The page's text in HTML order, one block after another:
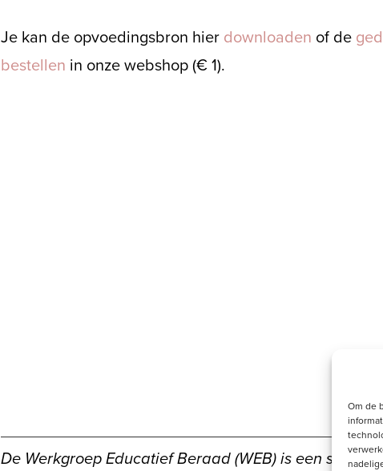
Om de
Je kan de opvoedingsbron hier downloaden of de
bestellen in onze webshop (€ 1).
De Werkgroep Educatief Beraad (WEB) is een